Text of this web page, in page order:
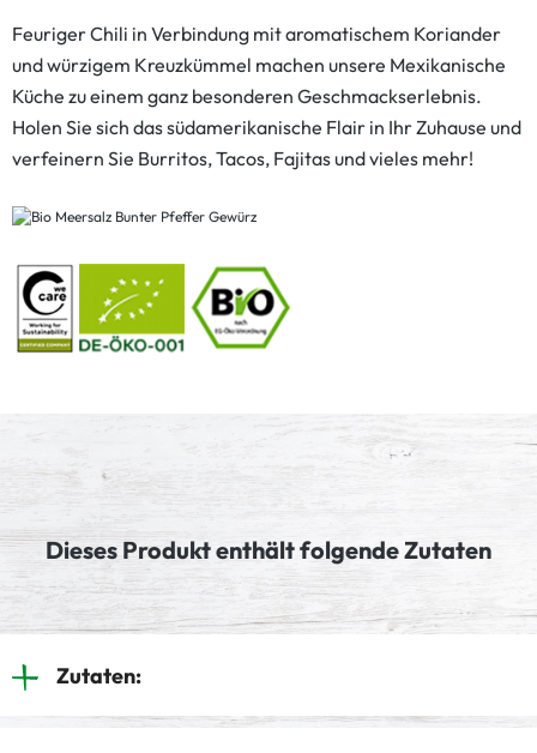
Feuriger Chili in Verbindung mit aromatischem Koriander
und würzigem Kreuzkümmel machen unsere Mexikanische
Küche zu einem ganz besonderen Geschmackserlebnis.
Holen Sie sich das südamerikanische Flair in Ihr Zuhause und
verfeinern Sie Burritos, Tacos, Fajitas und vieles mehr!
Dieses Produkt enthält folgende Zutaten
Zutaten: